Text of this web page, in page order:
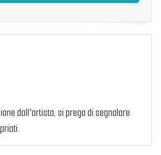
dall'artista, si prega di segnalare